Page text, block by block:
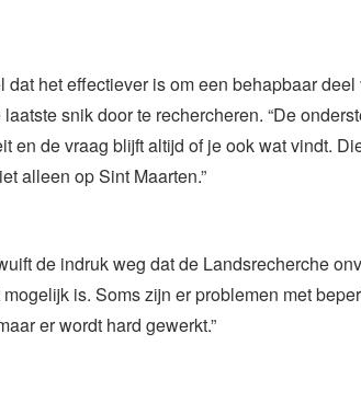
het effectiever is om een behapbaar
snik door te rechercheren. “De
en de vraag blijft altijd of je ook wat vindt.
alleen op Sint Maarten.”
de indruk weg dat de Landsrecherche
is. Soms zijn er problemen met
er wordt hard gewerkt.”